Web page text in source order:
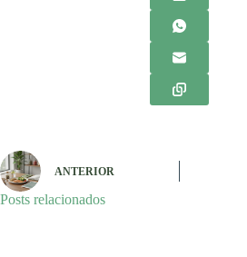
ANTERIOR
Posts relacionados